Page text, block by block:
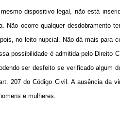
dispositivo legal, não está
ocorre qualquer desdobramento
no leito nupcial. Não dá mais para
possibilidade é admitida pelo Direito
ser desfeito se verificado algum
207 do Código Civil. A ausência da
e mulheres.